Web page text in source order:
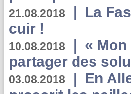
21.08.2018 | La
cuir !
10.08.2018 | «
partager des
03.08.2018 | En